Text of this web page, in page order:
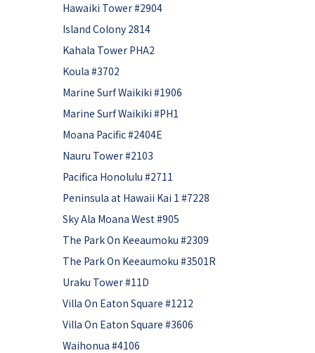
Hawaiki Tower #2904
Island Colony 2814
Kahala Tower PHA2
Koula #3702
Marine Surf Waikiki #1906
Marine Surf Waikiki #PH1
Moana Pacific #2404E
Nauru Tower #2103
Pacifica Honolulu #2711
Peninsula at Hawaii Kai 1 #7228
Sky Ala Moana West #905
The Park On Keeaumoku #2309
The Park On Keeaumoku #3501R
Uraku Tower #11D
Villa On Eaton Square #1212
Villa On Eaton Square #3606
Waihonua #4106